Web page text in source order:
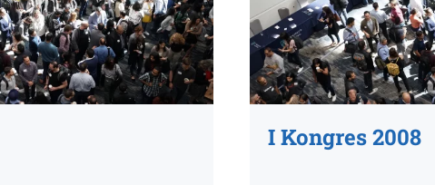
I Kongres 2008